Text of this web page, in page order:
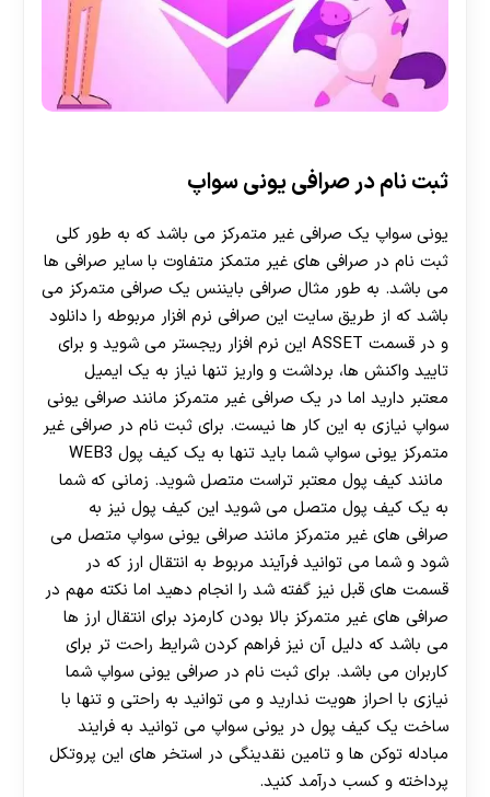
30 تا 50 درصد شارژ هدیه بیشتر فقط با ثبت نام در
ثبت نام در صرافی یونی سواپ
یونی سواپ یک صرافی غیر متمرکز می باشد که به طور کلی
ثبت نام در صرافی های غیر متمکز متفاوت با سایر صرافی ها
می باشد. به طور مثال صرافی بایننس یک صرافی متمرکز می
باشد که از طریق سایت این صرافی نرم افزار مربوطه را دانلود
و در قسمت ASSET این نرم افزار ریجستر می شوید و برای
تایید واکنش ها، برداشت و واریز تنها نیاز به یک ایمیل
معتبر دارید اما در یک صرافی غیر متمرکز مانند صرافی یونی
سواپ نیازی به این کار ها نیست. برای ثبت نام در صرافی غیر
متمرکز یونی سواپ شما باید تنها به یک کیف پول WEB3
مانند کیف پول معتبر تراست متصل شوید. زمانی که شما
به یک کیف پول متصل می شوید این کیف پول نیز به
صرافی های غیر متمرکز مانند صرافی یونی سواپ متصل می
شود و شما می توانید فرآیند مربوط به انتقال ارز که در
قسمت های قبل نیز گفته شد را انجام دهید اما نکته مهم در
صرافی های غیر متمرکز بالا بودن کارمزد برای انتقال ارز ها
می باشد که دلیل آن نیز فراهم کردن شرایط راحت تر برای
کاربران می باشد. برای ثبت نام در صرافی یونی سواپ شما
نیازی با احراز هویت ندارید و می توانید به راحتی و تنها با
ساخت یک کیف پول در یونی سواپ می توانید به فرایند
مبادله توکن ها و تامین نقدینگی در استخر های این پروتکل
پرداخته و کسب درآمد کنید.